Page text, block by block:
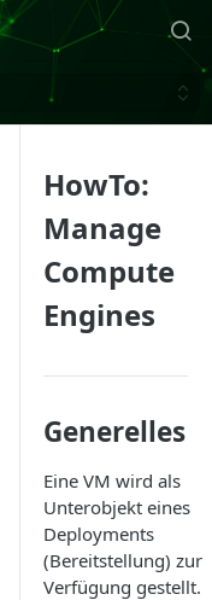
HowTo:
Manage
Compute
Engines
Generelles
Eine VM wird als
Unterobjekt eines
Deployments
(Bereitstellung) zur
Verfügung gestellt.